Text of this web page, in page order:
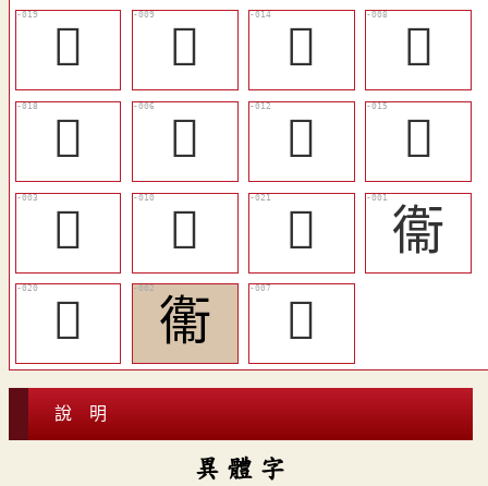
󵔼
󵔳 󵔸
󵔲
󵔻
󵔰 󵔶
󵔹
󵔯
󵔴 󵔾
衞
󵔽
䘙 󵔱
說 明
異 體 字